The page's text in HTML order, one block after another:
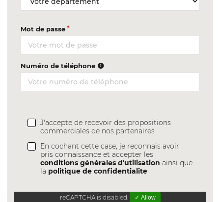
Mot de passe
Numéro de téléphone
J'accepte de recevoir des propositions
commerciales de nos partenaires
En cochant cette case, je reconnais avoir
pris connaissance et accepter les
conditions générales d'utilisation ainsi que
la politique de confidentialite
reCAPTCHA is disabled. ✓ Allow